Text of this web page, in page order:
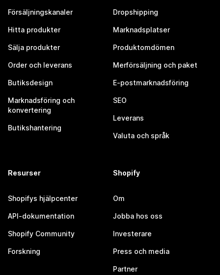
Försäljningskanaler
Hitta produkter
Sälja produkter
Order och leverans
Butiksdesign
Marknadsföring och
konvertering
Butikshantering
Dropshipping
Marknadsplatser
Produktomdömen
Merförsäljning och paket
E-postmarknadsföring
SEO
Leverans
Valuta och språk
Resurser
Shopifys hjälpcenter
API-dokumentation
Shopify Community
Forskning
Shopify
Om
Jobba hos oss
Investerare
Press och media
Partner